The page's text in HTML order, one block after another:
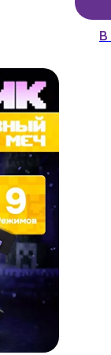
В